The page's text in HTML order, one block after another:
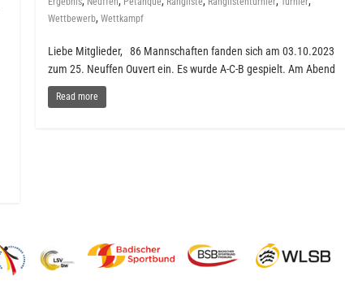
Wettbewerb,Wettkampf
Liebe Mitglieder, 86 Mannschaften fanden sich am 03.10.2023
zum 25. Neuffen Ouvert ein. Es wurde A-C-B gespielt. Am Abend
Read more